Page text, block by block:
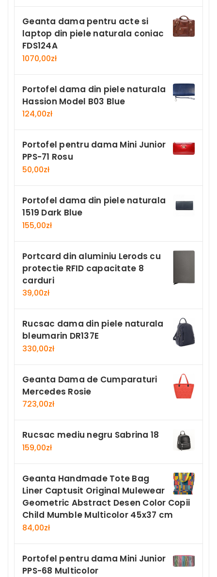
Geanta dama pentru acte si
laptop din piele naturala coniac
FDS124A
1070,00zł
Portofel dama din piele naturala
Hassion Model B03 Blue
124,00zł
Portofel pentru dama Mini Junior
PPS-71 Rosu
50,00zł
Portofel dama din piele naturala
1519 Dark Blue
155,00zł
Portcard din aluminiu Lerods cu
protectie RFID capacitate 8
carduri
39,00zł
Rucsac dama din piele naturala
bleumarin DR137E
330,00zł
Geanta Dama de Cumparaturi
Mercedes Rosie
723,00zł
Rucsac mediu negru Sabrina 18
159,00zł
Geanta Handmade Tote Bag
Liner Captusit Original Mulewear
Geometric Abstract Desen Color Copii
Child Mumble Multicolor 45x37 cm
84,00zł
Portofel pentru dama Mini Junior
PPS-68 Multicolor